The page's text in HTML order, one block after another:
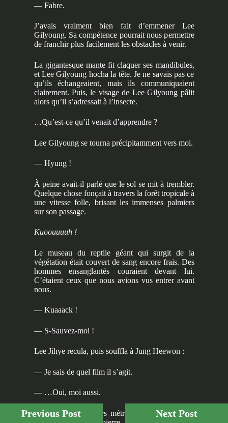
— Fabre.
J’avais vraiment bien fait d’emmener Lee
Gilyoung. Sa compétence pourrait nous permettre
de franchir plus facilement les obstacles à venir.
La gigantesque mante fit claquer ses mandibules,
et Lee Gilyoung hocha la tête. Je ne savais pas ce
qu’ils échangeaient, mais ils communiquaient
clairement. Puis, le visage de Lee Gilyoung pâlit
alors qu’il s’adressait à l’insecte.
…Qu’est-ce qu’il venait d’apprendre ?
Lee Gilyoung se tourna précipitamment vers moi.
— Hyung !
À peine avait-il parlé que le sol se mit à trembler.
Quelque chose fonçait à travers la forêt tropicale à
une vitesse folle, brisant les immenses palmiers
sur son passage.
Kuoouuuuh !
Le museau du reptile géant qui surgit de la
végétation était couvert de sang encore frais. Des
hommes ensanglantés couraient devant lui.
C’étaient ceux que nous avions vus entrer avant
nous.
— Kuaaack !
— S-Sauvez-moi !
Lee Jihye recula, puis souffla à Jung Heewon :
— Je sais de quel film il s’agit.
— …Oui, moi aussi.
Un corps de plusieurs mètres de haut, une peau
Previous Post Next Post